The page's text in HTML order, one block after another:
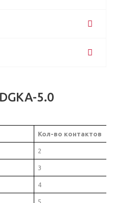
5.0
Кол-во контактов
2
3
4
5